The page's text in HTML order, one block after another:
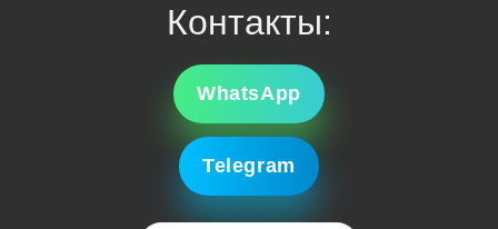
Контакты:
WhatsApp
Telegram